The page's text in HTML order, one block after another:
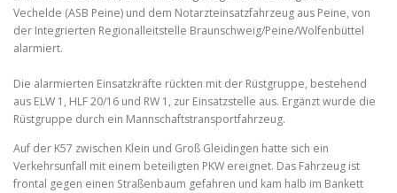
Vechelde (ASB Peine) und dem Notarzteinsatzfahrzeug aus Peine, von
der Integrierten Regionalleitstelle Braunschweig/Peine/Wolfenbüttel
alarmiert.
Die alarmierten Einsatzkräfte rückten mit der Rüstgruppe, bestehend
aus ELW 1, HLF 20/16 und RW 1, zur Einsatzstelle aus. Ergänzt wurde die
Rüstgruppe durch ein Mannschaftstransportfahrzeug.
Auf der K57 zwischen Klein und Groß Gleidingen hatte sich ein
Verkehrsunfall mit einem beteiligten PKW ereignet. Das Fahrzeug ist
frontal gegen einen Straßenbaum gefahren und kam halb im Bankett